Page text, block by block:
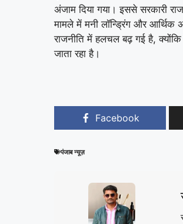
अंजाम दिया गया। इससे सरकारी
मामले में मनी लॉन्ड्रिंग और आर्थिक
राजनीति में हलचल बढ़ गई है,
जाता रहा है।
Facebook
पंजाब न्यूज़